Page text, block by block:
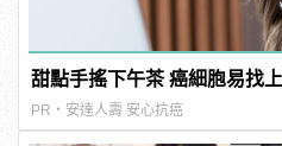
甜點手搖下午茶 癌細胞易找
PR・安達人壽 安心抗癌